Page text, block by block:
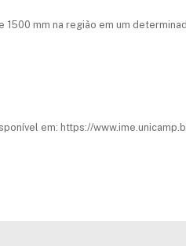
mm na região em um
em: https://